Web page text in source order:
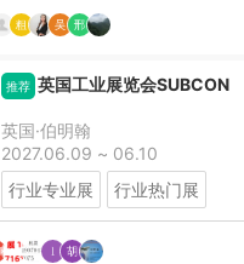
推荐 英国工业展览会SUBCON
英国·伯明翰
2027.06.09 ~ 06.10
行业专业展
行业热门展